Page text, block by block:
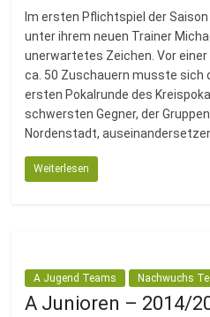
Im ersten Pflichtspiel der
unter ihrem neuen Trainer
unerwartetes Zeichen. Vor
ca. 50 Zuschauern musste sich
ersten Pokalrunde des
schwersten Gegner, der
Nordenstadt,
Weiterlesen
A Jugend Teams Nachwuchs
A Junioren – 2014/